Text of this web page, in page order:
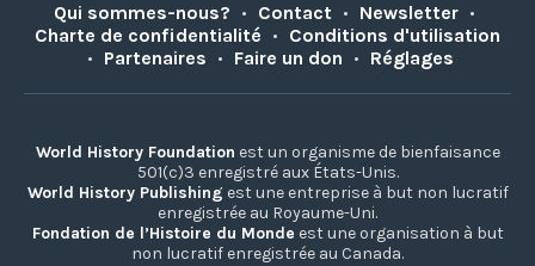
Qui sommes-nous? • Contact • Newsletter •
Charte de confidentialité • Conditions d'utilisation
• Partenaires • Faire un don • Réglages
World History Foundation est un organisme de bienfaisance
501(c)3 enregistré aux États-Unis.
World History Publishing est une entreprise à but non lucratif
enregistrée au Royaume-Uni.
Fondation de l’Histoire du Monde est une organisation à but
non lucratif enregistrée au Canada.